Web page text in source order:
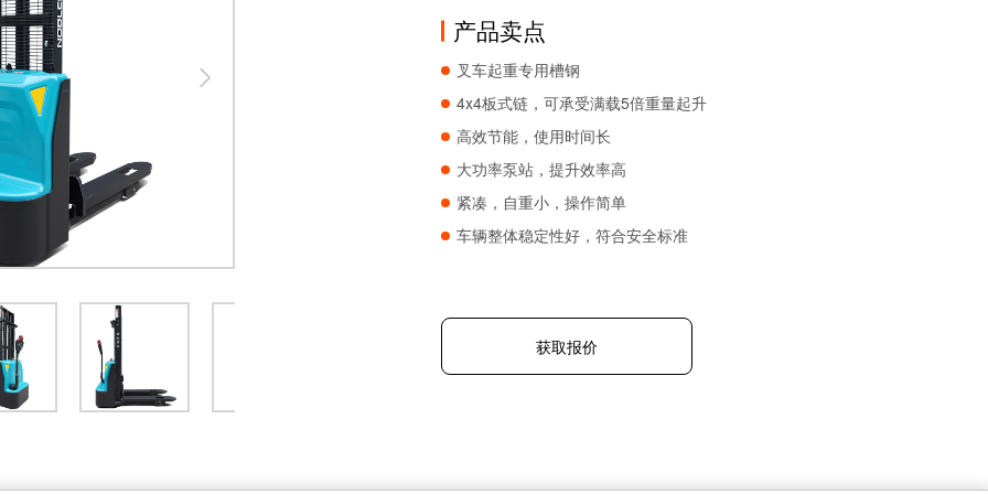

产品卖点
叉车起重专用槽钢
4x4板式链，可承受满载5倍重量起升
高效节能，使用时间长
大功率泵站，提升效率高
紧凑，自重小，操作简单
车辆整体稳定性好，符合安全标准
获取报价